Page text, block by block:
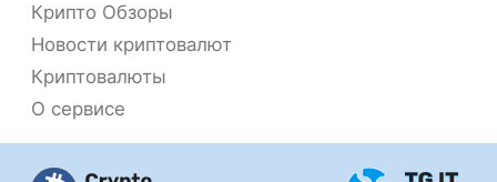
Крипто Обзоры
Новости криптовалют
Криптовалюты
О сервисе